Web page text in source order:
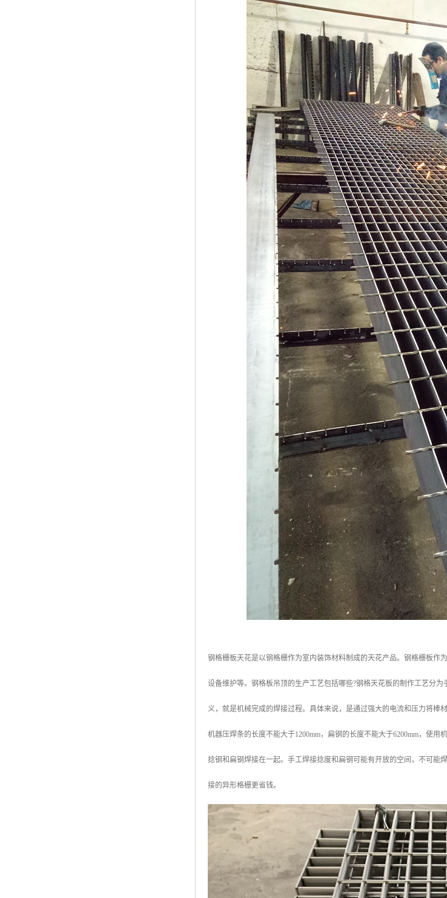
钢格栅板天花是以钢格栅作为室内装饰材料制成的天花产品。钢格栅板作
设备维护等。钢格板吊顶的生产工艺包括哪些?钢格天花板的制作工艺分
义，就是机械完成的焊接过程。具体来说，是通过强大的电流和压力将棒
机器压焊条的长度不能大于1200mm，扁钢的长度不能大于6200mm，使
捻钢和扁钢焊接在一起。手工焊接捻度和扁钢可能有开放的空间，不可
接的异形格栅更省钱。